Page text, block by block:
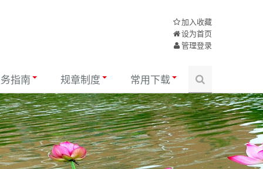
加入收藏
设为首页
管理登录
指南 规章制度 常用下载